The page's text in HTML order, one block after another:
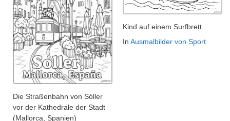
Die Straßenbahn von Sóller
vor der Kathedrale der Stadt
(Mallorca, Spanien)
Kind auf einem Surfbrett
In Ausmalbilder von Sport